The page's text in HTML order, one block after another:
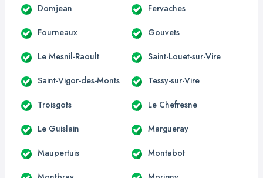
Domjean Fervaches
Fourneaux Gouvets
Le Mesnil-Raoult Saint-Louet-sur-Vire
Saint-Vigor-des-Monts Tessy-sur-Vire
Troisgots Le Chefresne
Le Guislain Margueray
Maupertuis Montabot